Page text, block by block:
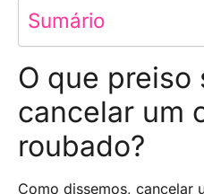
Sumário
O que preiso
cancelar um
roubado?
Como dissemos, cancelar